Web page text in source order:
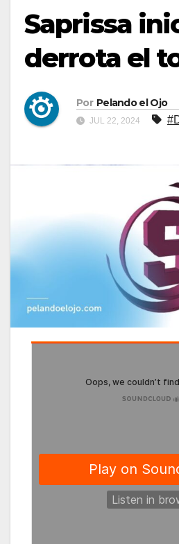
Saprissa
derrota el
Por Pelando el Ojo
JUL 22, 2024